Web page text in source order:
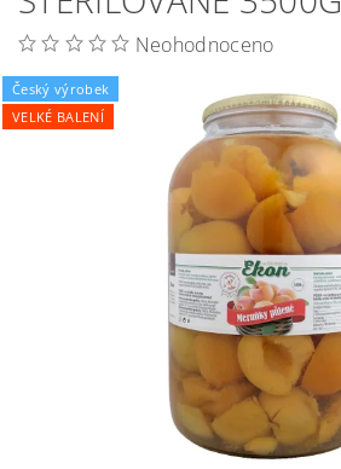
Neohodnoceno
Český výrobek
VELKÉ BALENÍ